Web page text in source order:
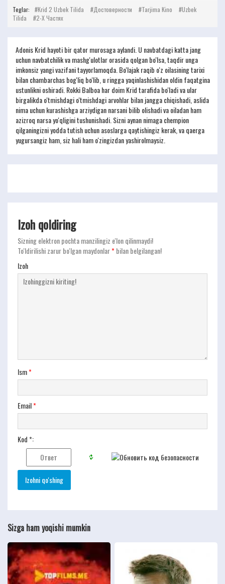
Teglar: Krid 2 Uzbek Tilida Достоверности Tarjima Kino
Uzbek
Tilida
2-Х Частях
Adonis Krid hayoti bir qator murosaga aylandi. U navbatdagi katta jang
uchun navbatchilik va mashg'ulotlar orasida qolgan bo'lsa, taqdir unga
imkonsiz yangi vazifani tayyorlamoqda. Bo'lajak raqib o'z oilasining tarixi
bilan chambarchas bog'liq bo'lib, u ringga yaqinlashishidan oldin faqatgina
ustunlikni oshiradi. Rokki Balboa har doim Krid tarafida bo'ladi va ular
birgalikda o'tmishdagi o'tmishdagi arvohlar bilan jangga chiqishadi, aslida
nima uchun kurashishga arziydigan narsani bilib olishadi va oiladan ham
azizroq narsa yo'qligini tushunishadi. Sizni aynan nimaga chempion
qilganingizni yodda tutish uchun asoslarga qaytishingiz kerak, va qaerga
yugursangiz ham, siz hali ham o'zingizdan yashirolmaysiz.
Izoh qoldiring
Sizning elektron pochta manzilingiz e'lon qilinmaydi!
To'ldirilishi zarur bo'lgan maydonlar*bilan belgilangan!
Izoh
Ism*
Email*
Kod *:
Sizga ham yoqishi mumkin